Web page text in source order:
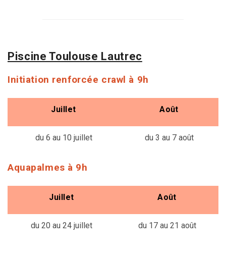
Piscine Toulouse Lautrec
Initiation renforcée crawl à 9h
Juillet Août
du 6 au 10 juillet du 3 au 7 août
Aquapalmes à 9h
Juillet Août
du 20 au 24 juillet du 17 au 21 août